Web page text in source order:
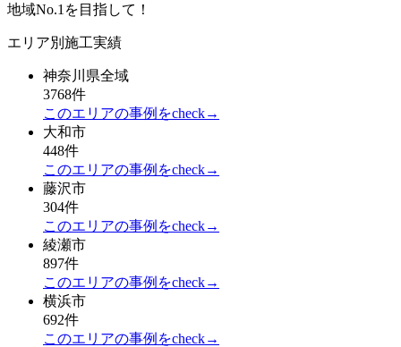
地域No.1を目指して！
エリア別施工実績
神奈川県全域
3768件
このエリアの事例をcheck→
大和市
448件
このエリアの事例をcheck→
藤沢市
304件
このエリアの事例をcheck→
綾瀬市
897件
このエリアの事例をcheck→
横浜市
692件
このエリアの事例をcheck→